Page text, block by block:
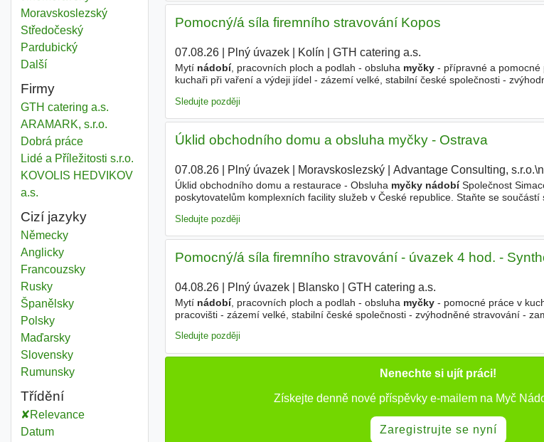
Myč nádobí
MoravskoslezskýKraj
Myč nádobí
StředočeskýKraj
Myč nádobí
PardubickýKraj
Dalšíkraj
Firmy
GTH catering a.s.
ARAMARK, s.r.o.
Dobrá práce
Lidé a Příležitosti s.r.o.
KOVOLIS HEDVIKOV
a.s.
Cizí jazyky
Německy
Anglicky
Francouzsky
Rusky
Španělsky
Polsky
Maďarsky
Slovensky
Rumunsky
Třídění
Relevance
Datum
Pomocný/á síla firemního stravování Kopos
07.08.26| Plný úvazek| Kolín GTH catering a.s.
Mytí nádobí, pracovních ploch a podlah - obsluha myčky- přípravné a pomocné
kuchaři při vaření a výdeji jídel - zázemí velké, stabilní české společnosti -
Sledujte později
Úklid obchodního domu a obsluha myčky - Ostrava
07.08.26| Plný úvazek| Moravskoslezský| Advantage Consulting,
Úklid obchodního domu a restaurace - Obsluha myčky nádobíSpolečnost
poskytovatelům komplexních facility služeb v České republice. Staňte se
Sledujte později
Pomocný/á síla firemního stravování - úvazek 4 hod. -
04.08.26| Plný úvazek| Blansko| GTH catering a.s.
Mytí nádobí, pracovních ploch a podlah - obsluha myčky- pomocné práce v
pracovišti - zázemí velké, stabilní české společnosti - zvýhodněné stravování -
Sledujte později
Nenechte si ujít práci!
Získejte denně nové příspěvky e-mailem na Myč
Zaregistrujte se nyní